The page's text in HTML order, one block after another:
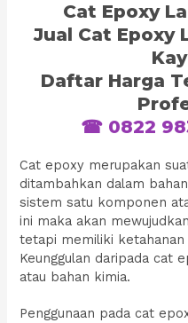
Cat Epoxy
Jual Cat Epoxy
Daftar Harga
☎ 0822
Cat epoxy merupakan
ditambahkan dalam
sistem satu komponen
ini maka akan
tetapi memiliki ketahanan
Keunggulan daripada cat
atau bahan kimia.
Penggunaan pada cat